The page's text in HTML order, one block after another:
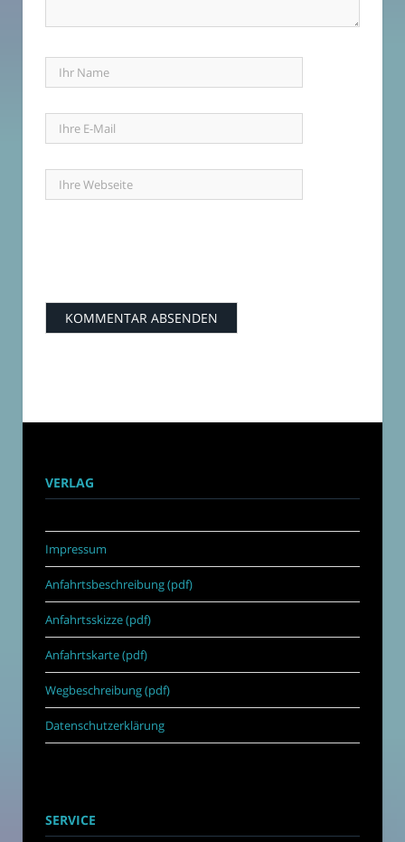
VERLAG
Impressum
Anfahrtsbeschreibung (pdf)
Anfahrtsskizze (pdf)
Anfahrtskarte (pdf)
Wegbeschreibung (pdf)
Datenschutzerklärung
SERVICE